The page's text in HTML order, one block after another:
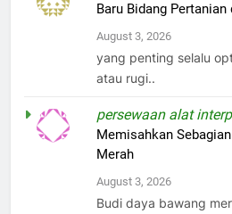
Baru Bidang Pertanian
August 3, 2026
yang penting selalu
atau rugi..
persewaan alat
Memisahkan
Merah
August 3, 2026
Budi daya bawang